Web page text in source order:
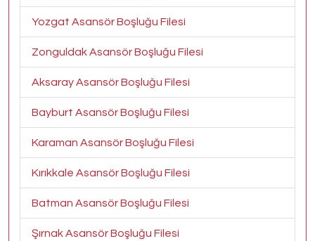
Yozgat Asansör Boşluğu Filesi
Zonguldak Asansör Boşluğu Filesi
Aksaray Asansör Boşluğu Filesi
Bayburt Asansör Boşluğu Filesi
Karaman Asansör Boşluğu Filesi
Kırıkkale Asansör Boşluğu Filesi
Batman Asansör Boşluğu Filesi
Şırnak Asansör Boşluğu Filesi